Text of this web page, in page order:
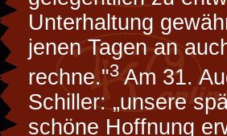
Unterhaltung
jenen Tagen an
rechne."3 Am 31.
Schiller: „unsere
schöne Hoffnung